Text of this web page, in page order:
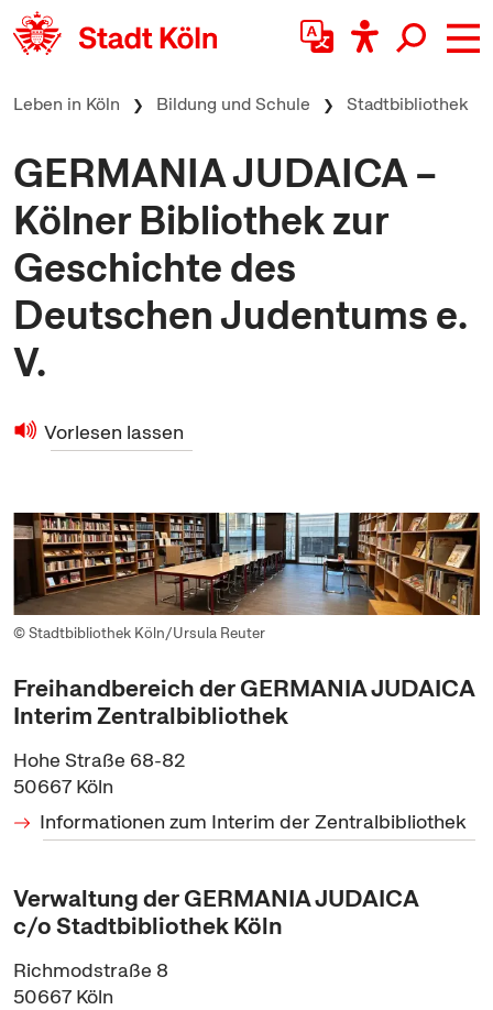
zum Inhalt springen
Leben in Köln Bildung und Schule Stadtbibliothek
GERMANIA JUDAICA –
Kölner Bibliothek zur
Geschichte des
Deutschen Judentums e.
V.
Vorlesen lassen
© Stadtbibliothek Köln/Ursula Reuter
Freihandbereich der GERMANIA JUDAICA
Interim Zentralbibliothek
Hohe Straße 68-82
50667 Köln
Informationen zum Interim der Zentralbibliothek
Verwaltung der GERMANIA JUDAICA
c/o Stadtbibliothek Köln
Richmodstraße 8
50667 Köln